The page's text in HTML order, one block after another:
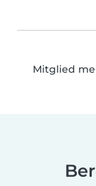
Mitglied